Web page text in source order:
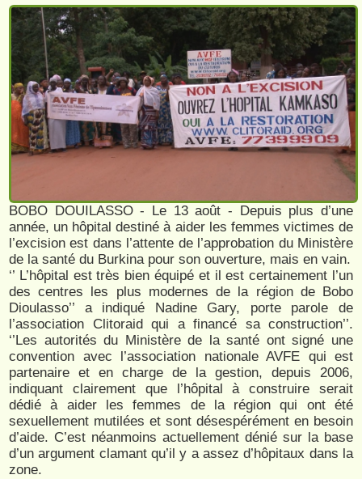
BOBO DOUILASSO - Le 13 août - Depuis plus d’une
année, un hôpital destiné à aider les femmes victimes de
l’excision est dans l’attente de l’approbation du Ministère
de la santé du Burkina pour son ouverture, mais en vain.
‘’ L’hôpital est très bien équipé et il est certainement l’un
des centres les plus modernes de la région de Bobo
Dioulasso’’ a indiqué Nadine Gary, porte parole de
l’association Clitoraid qui a financé sa construction’’.
‘’Les autorités du Ministère de la santé ont signé une
convention avec l’association nationale AVFE qui est
partenaire et en charge de la gestion, depuis 2006,
indiquant clairement que l’hôpital à construire serait
dédié à aider les femmes de la région qui ont été
sexuellement mutilées et sont désespérément en besoin
d’aide. C’est néanmoins actuellement dénié sur la base
d’un argument clamant qu’il y a assez d’hôpitaux dans la
zone.